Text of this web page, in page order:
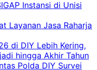
Instansi di Unisi
Layanan Jasa Raharja
di DIY Lebih Kering,
hingga Akhir Tahun
Polda DIY Survei